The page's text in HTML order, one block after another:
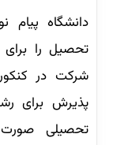
دانشگاه پیام
تحصیل را
شرکت در
پذیرش برای
تحصیلی